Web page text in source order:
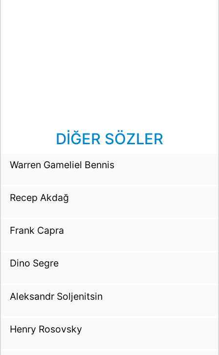
DİĞER SÖZLER
Warren Gameliel Bennis
Recep Akdağ
Frank Capra
Dino Segre
Aleksandr Soljenitsin
Henry Rosovsky